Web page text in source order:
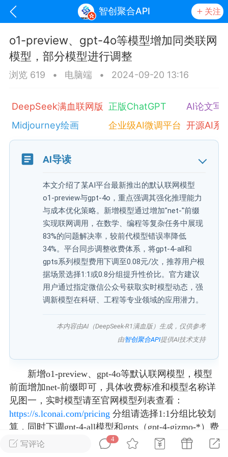
智创聚合API 关注
电脑端 智狐AI工作台
中英翻译
事想用上客户端...
#智狐AI工作台
27
者怎么接入Claude Opus 5 ？智创聚合
调用
Opus 5 已在 Claude、Claude
API，以及 Amazon Web
、Google Cloud 和 Microsoft Foundry
Max 的新默认模型，并成为
可选择的最强模型。
注接入效率、调用成本和企业报销流程
写评论
4
o1-preview、gpt-4o等模型增加同类联网
模型，部分模型进行调整
浏览 619 • 电脑端 • 2024-09-20 13:16
DeepSeek满血联网版
Midjourney绘画
正版ChatGPT
企业级AI微调平台
AI论文写
开源AI系
AI导读
本文介绍了某AI平台最新推出的默认联网模型
o1-preview与gpt-4o，重点强调其强化推理能力
与成本优化策略。新增模型通过增加"net-"前缀
实现联网调用，在数学、编程等复杂任务中展现
83%的问题解决率，较前代模型错误率降低
34%。平台同步调整收费体系，将gpt-4-all和
gpts系列模型费用下调至0.08元/次，推荐用户根
据场景选择1:1或0.8分组提升性价比。官方建议
用户通过指定微信公众号获取实时模型动态，强
调新模型在科研、工程等专业领域的应用潜力。
本内容由AI（DeepSeek-R1满血版）生成，仅供参考
由智创聚合API提供AI技术支持
新增o1-preview、gpt-4o等默认联网模型，模型
前面增加net-前缀即可，具体收费标准和模型名称详
见图一，实时模型请至官网模型列表查看：
https://s.lconai.com/pricing 分组请选择1:1分组比较划
算，同时下调gpt-4-all模型和gpts（gpt-4-gizmo-*）费
用，按次收费，低至0.08元/次，详见图二，建议选